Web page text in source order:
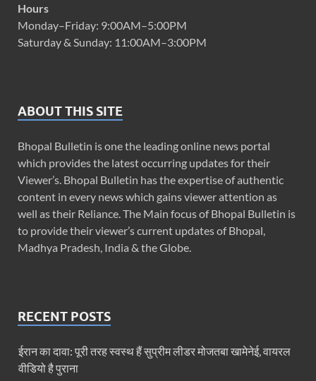
Hours
Monday–Friday: 9:00AM–5:00PM
Saturday & Sunday: 11:00AM–3:00PM
ABOUT THIS SITE
Bhopal Bulletin is one the leading online news portal
which provides the latest occurring updates for their
Viewer’s. Bhopal Bulletin has the expertise of authentic
content in every news which gains viewer attention as
well as their Reliance. The Main focus of Bhopal Bulletin is
to provide their viewer’s current updates of Bhopal,
Madhya Pradesh, India & the Globe.
RECENT POSTS
ईरान का दावा: पूरी तरह स्‍वस्‍थ हैं सुप्रीम लीडर मोजतबा खामेनेई, वायरल
वीड‍ियो है पुराना